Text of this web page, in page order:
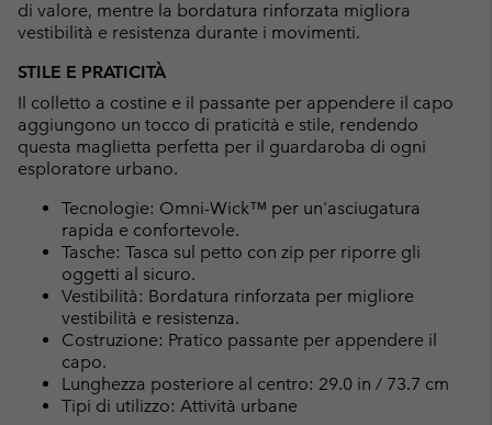
di valore, mentre la bordatura rinforzata migliora
vestibilità e resistenza durante i movimenti.
STILE E PRATICITÀ
Il colletto a costine e il passante per appendere il capo
aggiungono un tocco di praticità e stile, rendendo
questa maglietta perfetta per il guardaroba di ogni
esploratore urbano.
Tecnologie: Omni-Wick™ per un'asciugatura
rapida e confortevole.
Tasche: Tasca sul petto con zip per riporre gli
oggetti al sicuro.
Vestibilità: Bordatura rinforzata per migliore
vestibilità e resistenza.
Costruzione: Pratico passante per appendere il
capo.
Lunghezza posteriore al centro: 29.0 in / 73.7 cm
Tipi di utilizzo: Attività urbane